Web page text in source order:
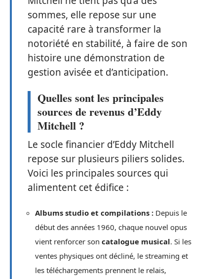
sommes, elle repose sur une
capacité rare à transformer la
notoriété en stabilité, à faire de son
histoire une démonstration de
gestion avisée et d’anticipation.
Quelles sont les principales
sources de revenus d’Eddy
Mitchell ?
Le socle financier d’Eddy Mitchell
repose sur plusieurs piliers solides.
Voici les principales sources qui
alimentent cet édifice :
Albums studio et compilations : Depuis le
début des années 1960, chaque nouvel opus
vient renforcer son catalogue musical. Si les
ventes physiques ont décliné, le streaming et
les téléchargements prennent le relais,